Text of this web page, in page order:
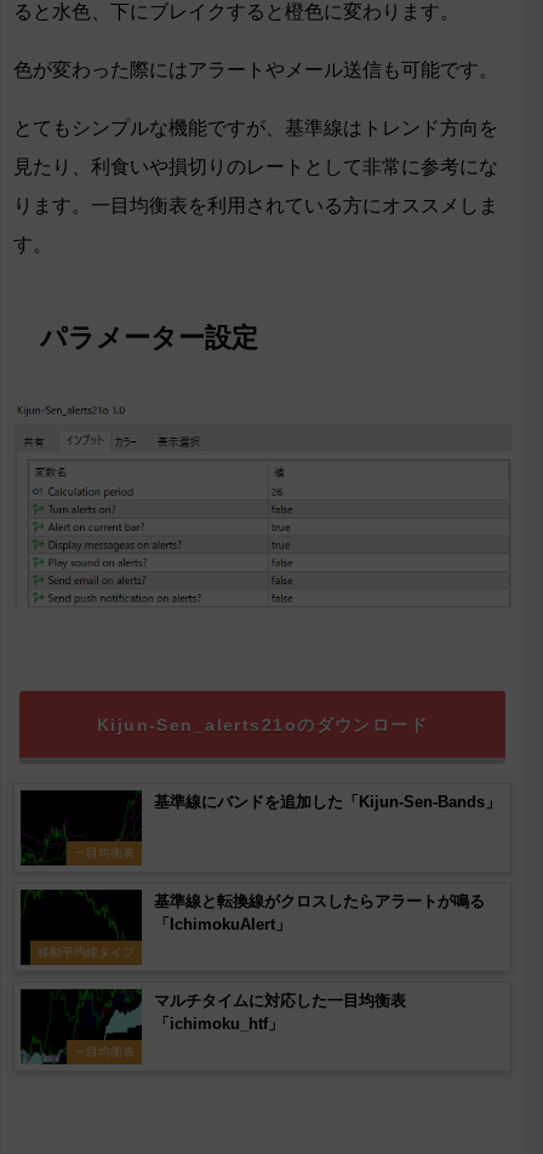
ると水色、下にブレイクすると橙色に変わります。
色が変わった際にはアラートやメール送信も可能です。
とてもシンプルな機能ですが、基準線はトレンド方向を
見たり、利食いや損切りのレートとして非常に参考にな
ります。一目均衡表を利用されている方にオススメしま
す。
パラメーター設定
Kijun-Sen_alerts21oのダウンロード
一目均衡表
基準線にバンドを追加した「Kijun-Sen-Bands」
移動平均線タイプ
基準線と転換線がクロスしたらアラートが鳴る
「IchimokuAlert」
一目均衡表
マルチタイムに対応した一目均衡表
「ichimoku_htf」